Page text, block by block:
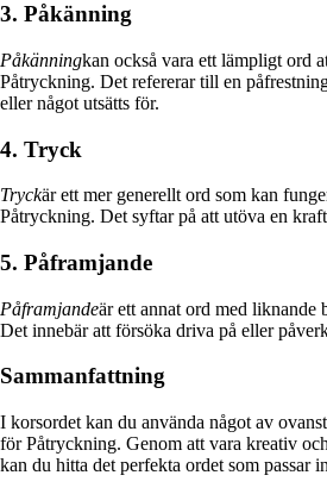
3. Påkänning
Påkänningkan också vara ett lämpligt ord
Påtryckning. Det refererar till en
eller något utsätts för.
4. Tryck
Tryckär ett mer generellt ord som kan
Påtryckning. Det syftar på att utöva en
5. Påframjande
Påframjandeär ett annat ord med liknande
Det innebär att försöka driva på eller
Sammanfattning
I korsordet kan du använda något av
för Påtryckning. Genom att vara kreativ
kan du hitta det perfekta ordet som passar